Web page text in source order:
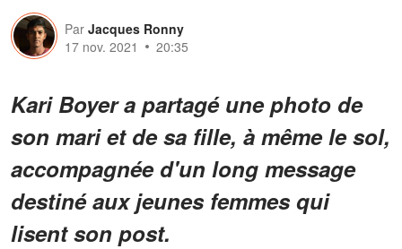
Par Jacques Ronny
17 nov. 2021
20:35
Kari Boyer a partagé une photo de
son mari et de sa fille, à même le sol,
accompagnée d'un long message
destiné aux jeunes femmes qui
lisent son post.